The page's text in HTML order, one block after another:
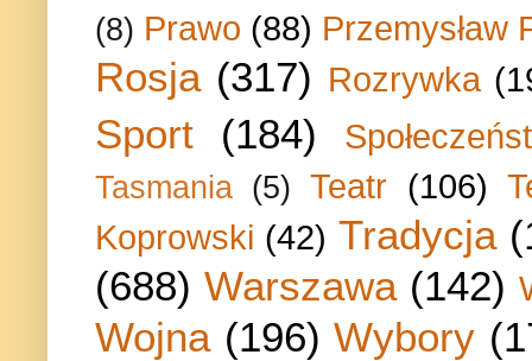
(8) Prawo (88) Przemysław
Rosja (317) Rozrywka
Sport (184)
Tasmania (5) Teatr (106)
Koprowski (42) Tradycja
(688) Warszawa (142)
Wojna (196) Wybory